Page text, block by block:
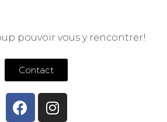
pouvoir vous y rencontrer!
Contact